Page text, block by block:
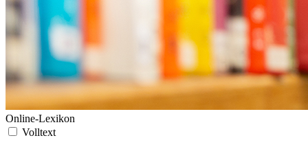
Online-Lexikon
Volltext